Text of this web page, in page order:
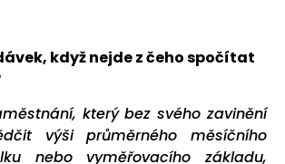
když nejde z čeho spočítat
který bez svého zavinění
výši průměrného měsíčního
nebo vyměřovacího základu,